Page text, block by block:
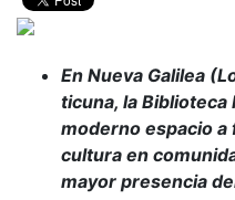
En Nueva Galilea
ticuna, la Biblioteca
moderno espacio a
cultura en
mayor presencia